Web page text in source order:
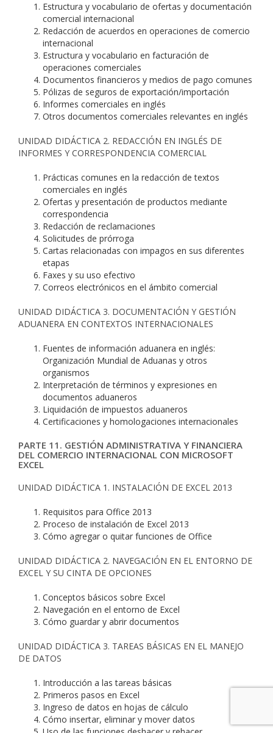
Estructura y vocabulario de ofertas y documentación
comercial internacional
Redacción de acuerdos en operaciones de comercio
internacional
Estructura y vocabulario en facturación de
operaciones comerciales
Documentos financieros y medios de pago comunes
Pólizas de seguros de exportación/importación
Informes comerciales en inglés
Otros documentos comerciales relevantes en inglés
UNIDAD DIDÁCTICA 2. REDACCIÓN EN INGLÉS DE
INFORMES Y CORRESPONDENCIA COMERCIAL
Prácticas comunes en la redacción de textos
comerciales en inglés
Ofertas y presentación de productos mediante
correspondencia
Redacción de reclamaciones
Solicitudes de prórroga
Cartas relacionadas con impagos en sus diferentes
etapas
Faxes y su uso efectivo
Correos electrónicos en el ámbito comercial
UNIDAD DIDÁCTICA 3. DOCUMENTACIÓN Y GESTIÓN
ADUANERA EN CONTEXTOS INTERNACIONALES
Fuentes de información aduanera en inglés:
Organización Mundial de Aduanas y otros
organismos
Interpretación de términos y expresiones en
documentos aduaneros
Liquidación de impuestos aduaneros
Certificaciones y homologaciones internacionales
PARTE 11. GESTIÓN ADMINISTRATIVA Y FINANCIERA
DEL COMERCIO INTERNACIONAL CON MICROSOFT
EXCEL
UNIDAD DIDÁCTICA 1. INSTALACIÓN DE EXCEL 2013
Requisitos para Office 2013
Proceso de instalación de Excel 2013
Cómo agregar o quitar funciones de Office
UNIDAD DIDÁCTICA 2. NAVEGACIÓN EN EL ENTORNO DE
EXCEL Y SU CINTA DE OPCIONES
Conceptos básicos sobre Excel
Navegación en el entorno de Excel
Cómo guardar y abrir documentos
UNIDAD DIDÁCTICA 3. TAREAS BÁSICAS EN EL MANEJO
DE DATOS
Introducción a las tareas básicas
Primeros pasos en Excel
Ingreso de datos en hojas de cálculo
Cómo insertar, eliminar y mover datos